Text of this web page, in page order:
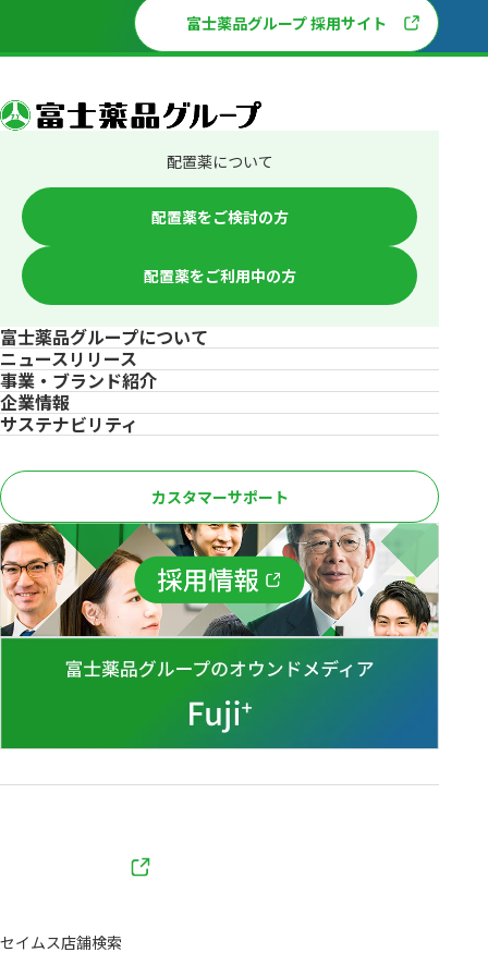
富士薬品グループ 採用サイト
配置薬について
配置薬をご検討の方
配置薬をご利用中の方
富士薬品グループについて
ニュースリリース
事業・ブランド紹介
企業情報
サステナビリティ
カスタマーサポート
セイムス店舗検索